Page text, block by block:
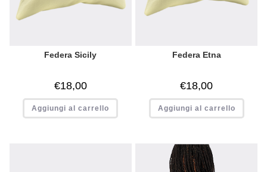
Federa Sicily
€18,00
Aggiungi al carrello
Federa Etna
€18,00
Aggiungi al carrello